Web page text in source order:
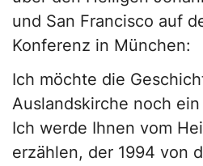
und San Francisco auf
Konferenz in München:
Ich möchte die
Auslandskirche noch
Ich werde Ihnen vom
erzählen, der 1994 von